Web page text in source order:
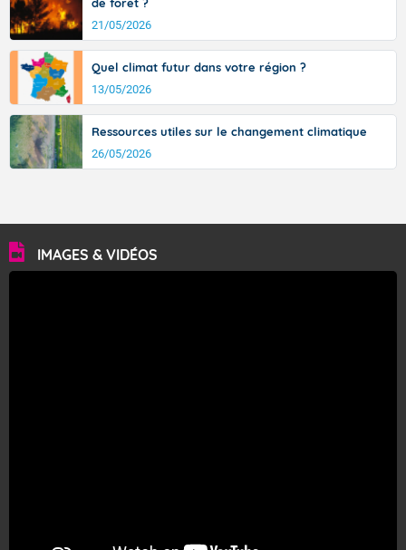
21/05/2026
Quel climat futur dans votre région ?
13/05/2026
Ressources utiles sur le changement climatique
26/05/2026
IMAGES & VIDÉOS